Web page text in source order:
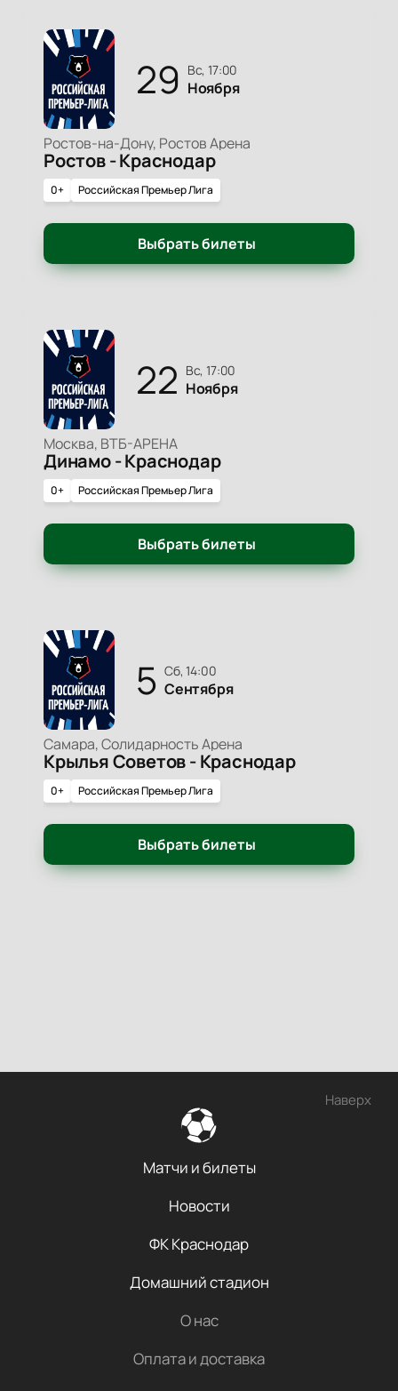
29 вс, 17:00
Ноября
Ростов-на-Дону, Ростов Арена
Ростов - Краснодар
0+ Российская Премьер Лига
Выбрать билеты
22 вс, 17:00
Ноября
Москва, ВТБ-АРЕНА
Динамо - Краснодар
0+ Российская Премьер Лига
Выбрать билеты
5 сб, 14:00
Сентября
Самара, Солидарность Арена
Крылья Советов - Краснодар
0+ Российская Премьер Лига
Выбрать билеты
Наверх
Матчи и билеты
Новости
ФК Краснодар
Домашний стадион
О нас
Оплата и доставка